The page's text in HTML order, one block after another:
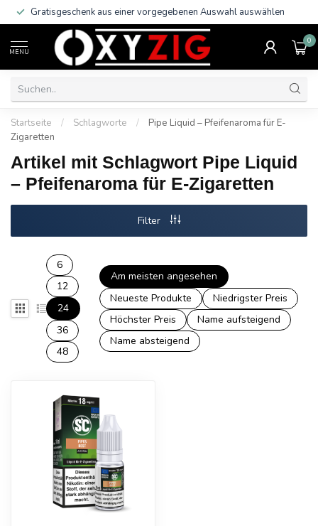
Gratisgeschenk aus einer vorgegebenen Auswahl auswählen
MENU
0
Startseite / Schlagworte /
Pipe Liquid – Pfeifenaroma für E-
Zigaretten
Artikel mit Schlagwort Pipe Liquid
– Pfeifenaroma für E-Zigaretten
Filter
6
12
24
36
48
Am meisten angesehen
Neueste Produkte
Niedrigster Preis
Höchster Preis
Name aufsteigend
Name absteigend